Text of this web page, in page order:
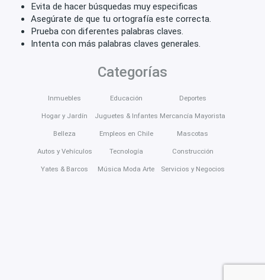
Evita de hacer búsquedas muy especificas
Asegúrate de que tu ortografía este correcta.
Prueba con diferentes palabras claves.
Intenta con más palabras claves generales.
Categorías
Inmuebles
Hogar y Jardín
Belleza
Autos y Vehículos
Yates & Barcos
Educación
Juguetes & Infantes
Empleos en Chile
Tecnología
Música Moda Arte
Deportes
Mercancía Mayorista
Mascotas
Construcción
Servicios y Negocios